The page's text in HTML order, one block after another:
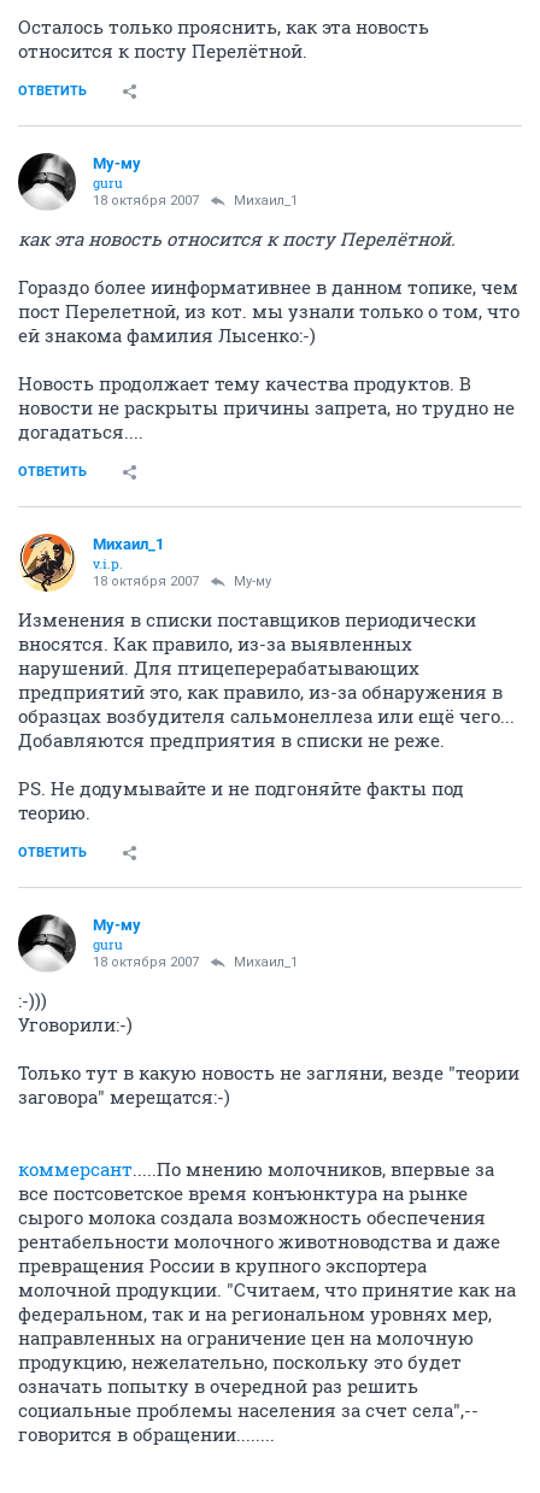
Осталось только прояснить, как эта новость
относится к посту Перелётной.
ОТВЕТИТЬ
Му-му
guru
18 октября 2007 Михаил_1
как эта новость относится к посту Перелётной.
Гораздо более иинформативнее в данном топике, чем
пост Перелетной, из кот. мы узнали только о том, что
ей знакома фамилия Лысенко:-)
Новость продолжает тему качества продуктов. В
новости не раскрыты причины запрета, но трудно не
догадаться....
ОТВЕТИТЬ
Михаил_1
v.i.p.
18 октября 2007 Му-му
Изменения в списки поставщиков периодически
вносятся. Как правило, из-за выявленных
нарушений. Для птицеперерабатывающих
предприятий это, как правило, из-за обнаружения в
образцах возбудителя сальмонеллеза или ещё чего...
Добавляются предприятия в списки не реже.
PS. Не додумывайте и не подгоняйте факты под
теорию.
ОТВЕТИТЬ
Му-му
guru
18 октября 2007 Михаил_1
:-)))
Уговорили:-)
Только тут в какую новость не загляни, везде "теории
заговора" мерещатся:-)
коммерсант.....По мнению молочников, впервые за
все постсоветское время конъюнктура на рынке
сырого молока создала возможность обеспечения
рентабельности молочного животноводства и даже
превращения России в крупного экспортера
молочной продукции. "Считаем, что принятие как на
федеральном, так и на региональном уровнях мер,
направленных на ограничение цен на молочную
продукцию, нежелательно, поскольку это будет
означать попытку в очередной раз решить
социальные проблемы населения за счет села",--
говорится в обращении........